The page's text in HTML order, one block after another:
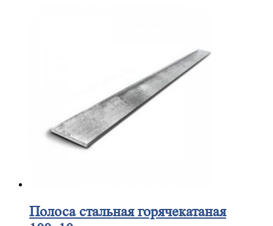
Полосастальная горячекатаная